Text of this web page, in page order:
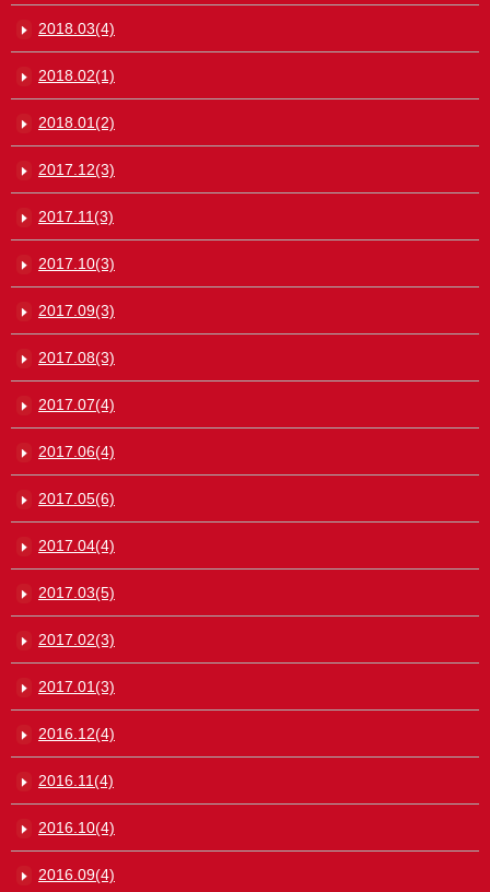
2018.03(4)
2018.02(1)
2018.01(2)
2017.12(3)
2017.11(3)
2017.10(3)
2017.09(3)
2017.08(3)
2017.07(4)
2017.06(4)
2017.05(6)
2017.04(4)
2017.03(5)
2017.02(3)
2017.01(3)
2016.12(4)
2016.11(4)
2016.10(4)
2016.09(4)